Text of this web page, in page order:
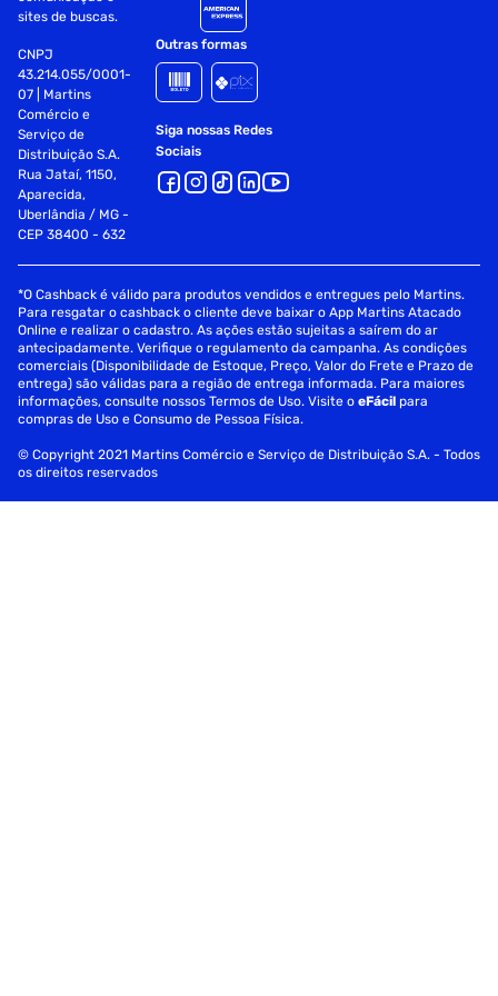
sites de buscas.
CNPJ
43.214.055/0001-
07 | Martins
Comércio e
Serviço de
Distribuição S.A.
Rua Jataí, 1150,
Aparecida,
Uberlândia / MG -
CEP 38400 - 632
Outras formas
Siga nossas Redes
Sociais
*O Cashback é válido para produtos vendidos e entregues pelo Martins.
Para resgatar o cashback o cliente deve baixar o App Martins Atacado
Online e realizar o cadastro. As ações estão sujeitas a saírem do ar
antecipadamente. Verifique o regulamento da campanha. As condições
comerciais (Disponibilidade de Estoque, Preço, Valor do Frete e Prazo de
entrega) são válidas para a região de entrega informada. Para maiores
informações, consulte nossos Termos de Uso. Visite oeFácil para
compras de Uso e Consumo de Pessoa Física.
© Copyright 2021 Martins Comércio e Serviço de Distribuição S.A. - Todos
os direitos reservados